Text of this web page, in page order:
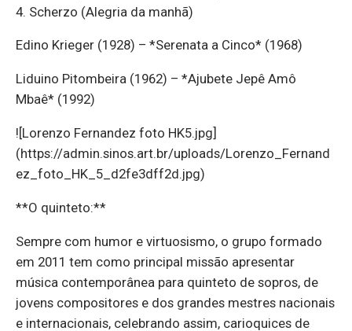
4. Scherzo (Alegria da manhã)
Edino Krieger (1928) – *Serenata a Cinco* (1968)
Liduino Pitombeira (1962) – *Ajubete Jepê Amô
Mbaê* (1992)
![Lorenzo Fernandez foto HK5.jpg]
(https://admin.sinos.art.br/uploads/Lorenzo_Fernand
ez_foto_HK_5_d2fe3dff2d.jpg)
**O quinteto:**
Sempre com humor e virtuosismo, o grupo formado
em 2011 tem como principal missão apresentar
música contemporânea para quinteto de sopros, de
jovens compositores e dos grandes mestres nacionais
e internacionais, celebrando assim, carioquices de